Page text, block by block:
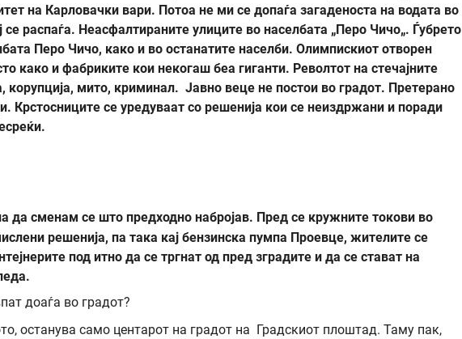
на Карловачки вари. Потоа не ми се допаѓа загаденоста на водата во
се распаѓа. Неасфалтираните улиците во населбата „Перо Чичо„. Ѓубрето
Перо Чичо, како и во останатите населби. Олимпискиот отворен
како и фабриките кои некогаш беа гиганти. Револтот на стечајните
корупција, мито, криминал. Јавно веце не постои во градот. Претерано
Крстосниците се уредуваат со решенија кои се неиздржани и поради
да сменам се што предходно набројав. Пред се кружните токови во
решенија, па така кај бензинска пумпа Проевце, жителите се
под итно да се тргнат од пред зградите и да се стават на
доаѓа во градот?
останува само центарот на градот на Градскиот плоштад. Таму пак,